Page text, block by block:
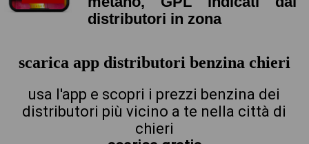
distributori in zona
scarica app distributori benzina chieri
usa l'app e scopri i prezzi benzina dei
distributori più vicino a te nella città di
chieri